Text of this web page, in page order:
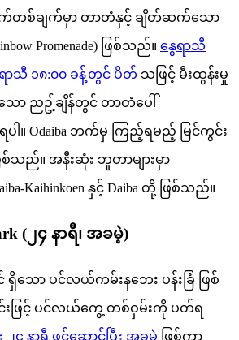
တစ်ချက်မှာ တာတံနှင့် ချိတ်ဆက်သော
Promenade) ဖြစ်သည်။ နွေရာသီ
ရာသီ ၁၈:၀၀ ခန့်တွင် ပိတ် သဖြင့် မီးထွန်းမှု
ာ ညဥ့်ချိန်တွင် တာတံပေါ်
ါ။ Odaiba ဘက်မှ ကြည့်ရမည့် မြင်ကွင်း
သည်။ အနီးဆုံး ဘူတာများမှာ
Kaihinkoen နှင့် Daiba တို့ ဖြစ်သည်။
(၂၄ နာရီ၊ အခမဲ့)
ရှိသော ပင်လယ်ကမ်းနဘေး ပန်းခြံ ဖြစ်
ာင်းဖြင့် ပင်လယ်ကွေ့ တစ်ဝှမ်းကို ပတ်ရ
နာရီ ဖွင့်ဆောင်ပြီး အခမဲ့ ဖြစ်ကာ